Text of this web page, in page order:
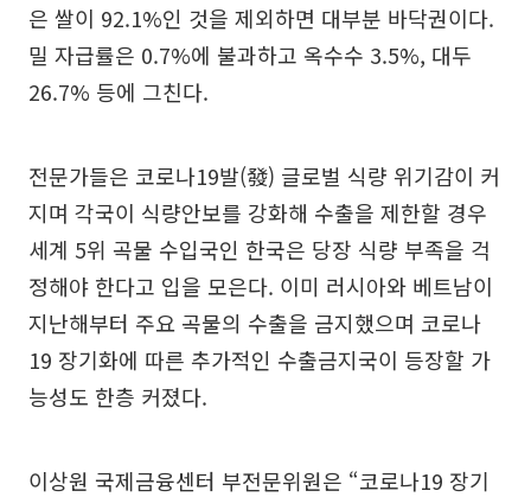
은 쌀이 92.1%인 것을 제외하면 대부분 바닥권이다.
밀 자급률은 0.7%에 불과하고 옥수수 3.5%, 대두
26.7% 등에 그친다.
전문가들은 코로나19발(發) 글로벌 식량 위기감이 커
지며 각국이 식량안보를 강화해 수출을 제한할 경우
세계 5위 곡물 수입국인 한국은 당장 식량 부족을 걱
정해야 한다고 입을 모은다. 이미 러시아와 베트남이
지난해부터 주요 곡물의 수출을 금지했으며 코로나
19 장기화에 따른 추가적인 수출금지국이 등장할 가
능성도 한층 커졌다.
이상원 국제금융센터 부전문위원은 “코로나19 장기